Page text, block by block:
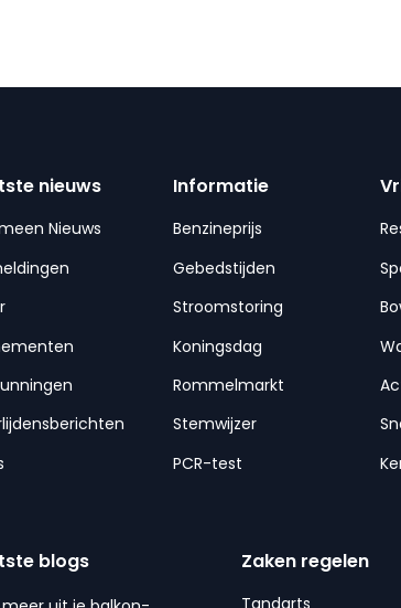
nieuws
Nieuws
Informatie
Benzineprijs
Gebedstijden
Stroomstoring
Koningsdag
Rommelmarkt
Stemwijzer
PCR-test
blogs Zaken regelen